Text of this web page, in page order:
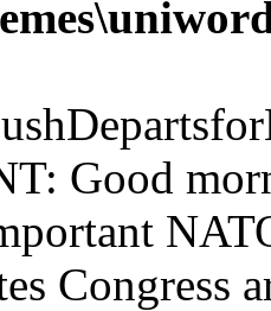
Good
Congress